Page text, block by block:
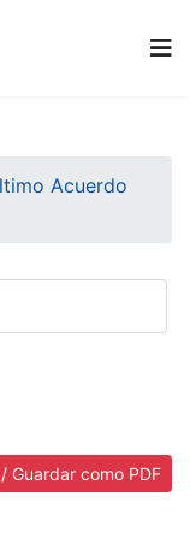
Acuerdo
Guardar como PDF